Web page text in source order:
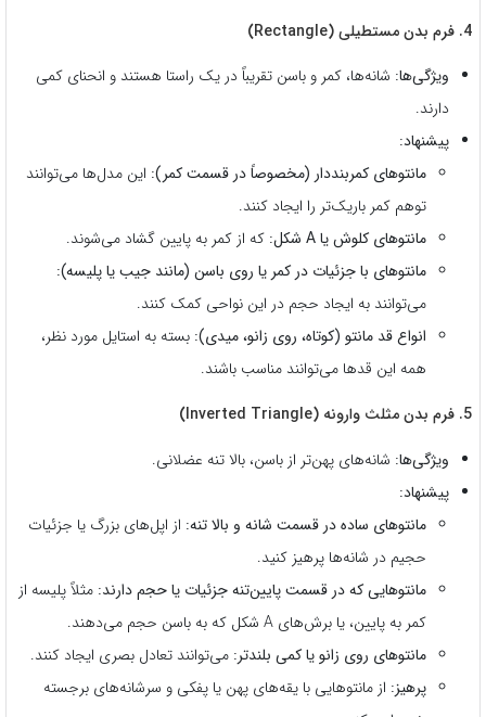
4. فرم بدن مستطیلی (Rectangle)
ویژگی‌ها: شانه‌ها، کمر و باسن تقریباً در یک راستا هستند و انحنای کمی
دارند.
پیشنهاد:
مانتوهای کمربنددار (مخصوصاً در قسمت کمر): این مدل‌ها می‌توانند
توهم کمر باریک‌تر را ایجاد کنند.
مانتوهای کلوش یا A شکل:
که از کمر به پایین گشاد می‌شوند.
مانتوهای با جزئیات در کمر یا روی باسن (مانند جیب یا پلیسه):
می‌توانند به ایجاد حجم در این نواحی کمک کنند.
انواع قد مانتو (کوتاه، روی زانو، میدی): بسته به استایل مورد نظر،
همه این قدها می‌توانند مناسب باشند.
5. فرم بدن مثلث وارونه (Inverted Triangle)
ویژگی‌ها: شانه‌های پهن‌تر از باسن، بالا تنه عضلانی.
پیشنهاد:
مانتوهای ساده در قسمت شانه و بالا تنه: از اپل‌های بزرگ یا جزئیات
حجیم در شانه‌ها پرهیز کنید.
مانتوهایی که در قسمت پایین‌تنه جزئیات یا حجم دارند: مثلاً پلیسه از
کمر به پایین، یا برش‌های A شکل که به باسن حجم می‌دهند.
مانتوهای روی زانو یا کمی بلندتر: می‌توانند تعادل بصری ایجاد کنند.
پرهیز: از مانتوهایی با یقه‌های پهن یا پفکی و سرشانه‌های برجسته